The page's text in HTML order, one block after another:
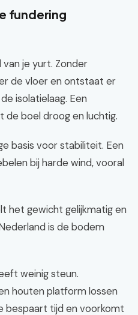
fundering
je yurt. Zonder
de vloer en ontstaat er
isolatielaag. Een
de boel droog en luchtig.
basis voor stabiliteit. Een
bij harde wind, vooral
het gewicht gelijkmatig en
is de bodem
weinig steun.
houten platform lossen
bespaart tijd en voorkomt